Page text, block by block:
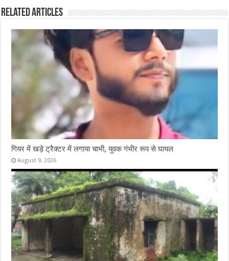
o
o
k
r
A
p
p
Related Articles
गियर में खड़े ट्रैक्टर में लगाया चाभी, युवक गंभीर रूप से घायल
August 9, 2026